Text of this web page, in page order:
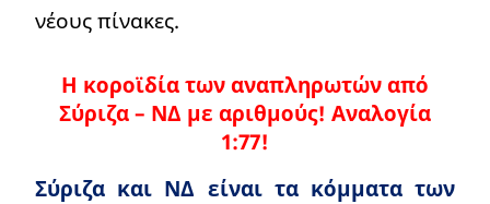
νέους πίνακες.
Η κοροϊδία των αναπληρωτών από
Σύριζα – ΝΔ με αριθμούς! Αναλογία
1:77!
Σύριζα και ΝΔ είναι τα κόμματα των